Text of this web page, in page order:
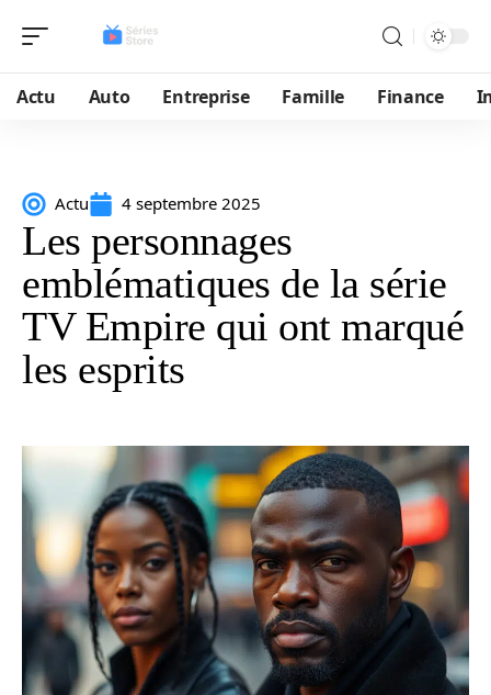
Actu Auto Entreprise Famille Finance
Actu 4 septembre 2025
Les personnages
emblématiques de la série
TV Empire qui ont marqué
les esprits